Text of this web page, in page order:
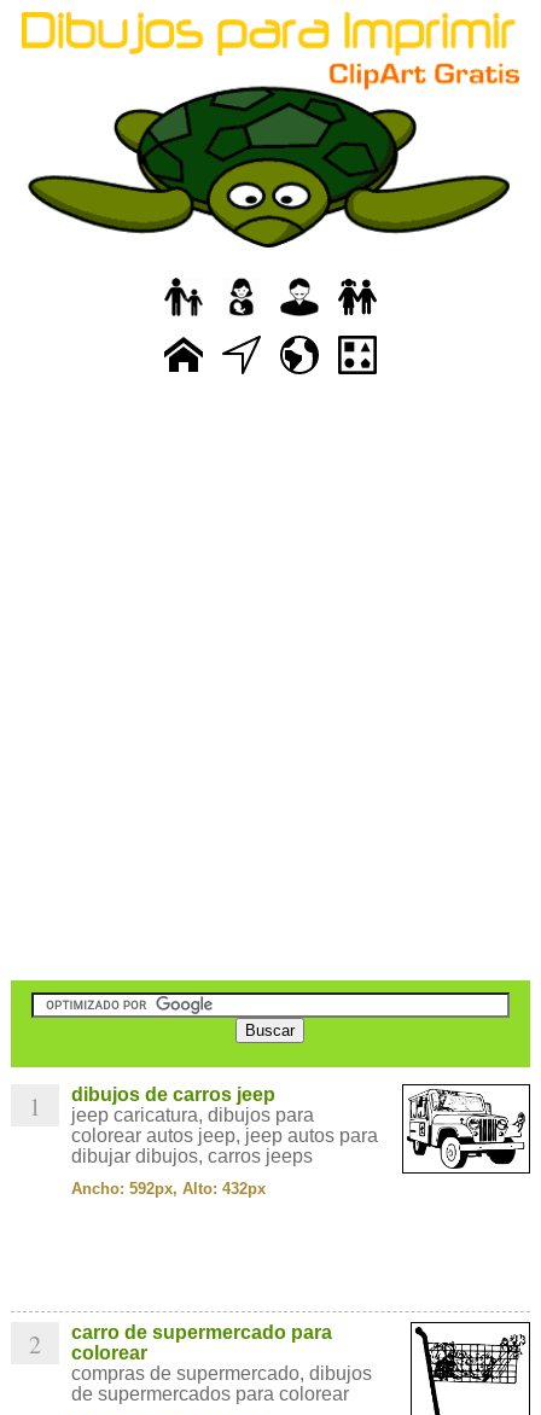
1
dibujos de carros jeep
jeep caricatura, dibujos para
colorear autos jeep, jeep autos para
dibujar dibujos, carros jeeps
Ancho: 592px, Alto: 432px
2
carro de supermercado para
colorear
compras de supermercado, dibujos
de supermercados para colorear